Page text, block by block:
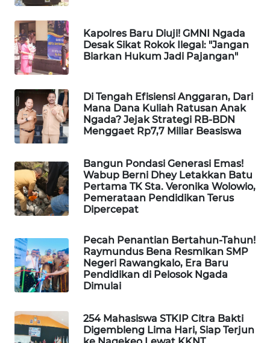
Kapolres Baru Diuji! GMNI Ngada
Desak Sikat Rokok Ilegal: "Jangan
Biarkan Hukum Jadi Pajangan"
Di Tengah Efisiensi Anggaran, Dari
Mana Dana Kuliah Ratusan Anak
Ngada? Jejak Strategi RB-BDN
Menggaet Rp7,7 Miliar Beasiswa
Bangun Pondasi Generasi Emas!
Wabup Berni Dhey Letakkan Batu
Pertama TK Sta. Veronika Wolowio,
Pemerataan Pendidikan Terus
Dipercepat
Pecah Penantian Bertahun-Tahun!
Raymundus Bena Resmikan SMP
Negeri Rawangkalo, Era Baru
Pendidikan di Pelosok Ngada
Dimulai
254 Mahasiswa STKIP Citra Bakti
Digembleng Lima Hari, Siap Terjun
TRAVEL
WAHANA
TV
WAHANANEWS
ID
WAHANANEWS
CO ID
WAHANANEWS
NET
WAHANA
SPORT
WAHANA
UMKM
WAHANA
SELEB